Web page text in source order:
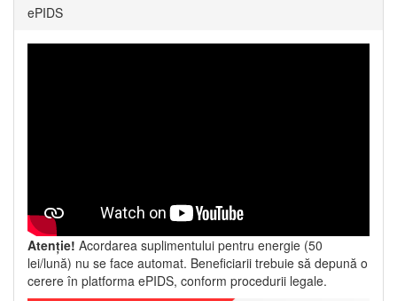
ePIDS
Atenție! Acordarea suplimentului pentru energie (50
lei/lună) nu se face automat. Beneficiarii trebuie să depună o
cerere în platforma ePIDS, conform procedurii legale.